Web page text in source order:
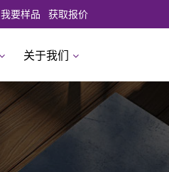
我要样品 获取报价
关于我们